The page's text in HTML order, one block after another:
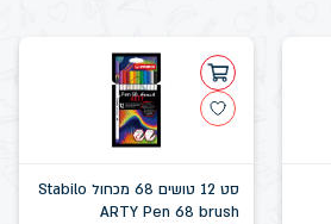
סט 12 טושים 68 מכחול Stabilo
ARTY Pen 68 brush